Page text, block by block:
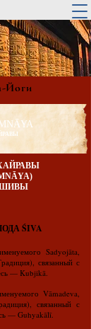
Йоги
ŚIVA
Sadyojāta,
связанный с
— Kubjikā.
Vāmadeva,
связанный с
— Guhyakālī.
ШИВЫ